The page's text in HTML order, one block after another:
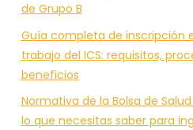
de Grupo B
Guía completa de inscripción
trabajo del ICS: requisitos,
beneficios
Normativa de la Bolsa de
lo que necesitas saber para